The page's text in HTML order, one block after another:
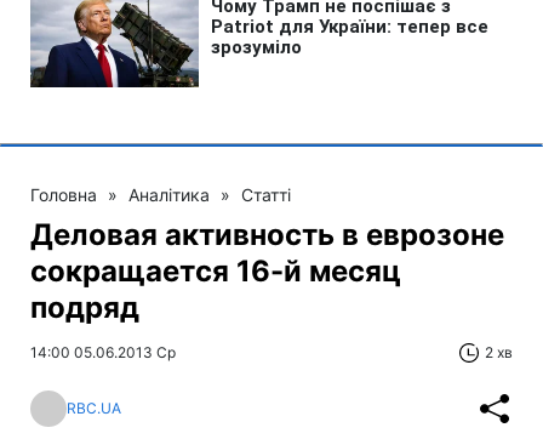
Головна » Аналітика » Статті
Деловая активность в еврозоне
сокращается 16-й месяц
подряд
14:00 05.06.2013 Ср 2 хв
RBC.UA